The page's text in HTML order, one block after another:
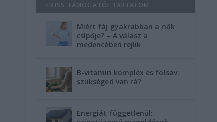
FRISS TÁMOGATÓI TARTALOM
Miért fáj gyakrabban a nők
csípője? – A válasz a
medencében rejlik
B-vitamin komplex és folsav:
szükséged van rá?
Energiát függetlenül: